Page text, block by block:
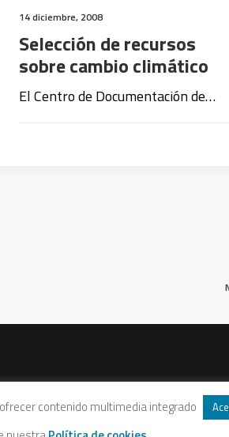
14 diciembre, 2008
Selección de recursos
sobre cambio climático
El Centro de Documentación de…
contenido multimedia integrado